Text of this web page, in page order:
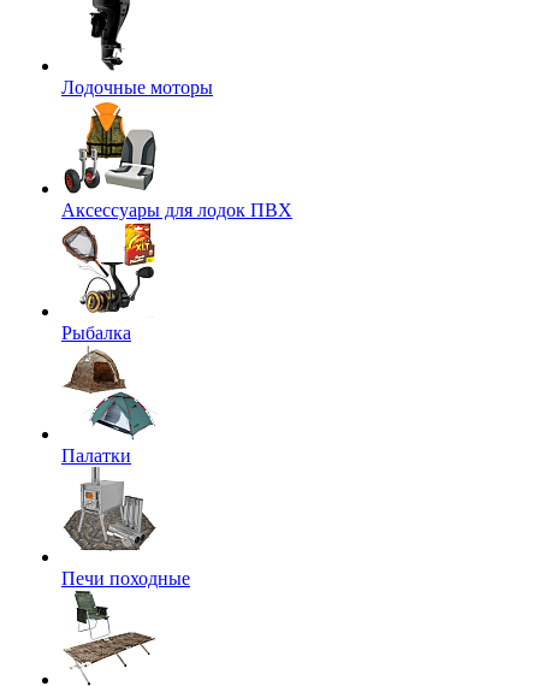
Лодочные моторы
Аксессуары для лодок ПВХ
Рыбалка
Палатки
Печи походные